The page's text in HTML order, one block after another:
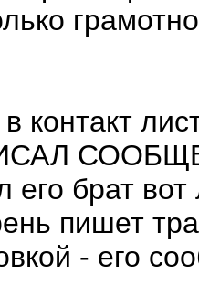
контакт
его брат
пишет
- его